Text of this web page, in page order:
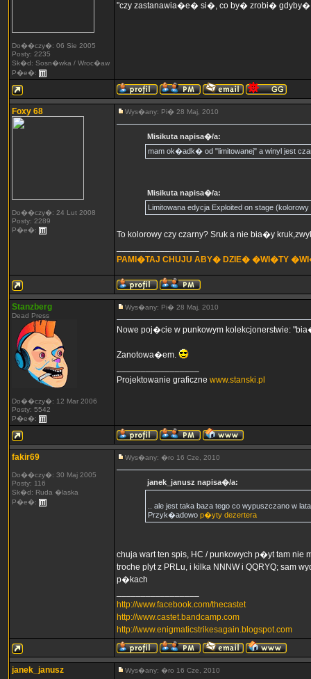
Do��czy�: 06 Sie 2005
Posty: 2235
Sk�d: Sosn�wka / Wroc�aw
P�e�:
"czy zastanawia�e� si�, co by� zrobi�
Foxy 68
Do��czy�: 24 Lut 2008
Posty: 2289
P�e�:
Wys�any: Pi� 28 Maj, 2010
Misikuta napisa�/a:
mam ok�adk� od "limitowanej" a winyl jest
Misikuta napisa�/a:
Limitowana edycja Exploited on stage (kolorowy
To kolorowy czy czarny? Sruk a nie bia�y
PAMI�TAJ CHUJU ABY� DZIE� �WI�TY
Stanzberg
Dead Press
Do��czy�: 12 Mar 2006
Posty: 5542
P�e�:
Wys�any: Pi� 28 Maj, 2010
Nowe poj�cie w punkowym kolekcjonerstwie:
Zanotowa�em.
Projektowanie graficzne www.stanski.pl
fakir69
Do��czy�: 30 Maj 2005
Posty: 116
Sk�d: Ruda �laska
P�e�:
Wys�any: �ro 16 Cze, 2010
janek_janusz napisa�/a:
.. ale jest taka baza tego co wypuszczano w
Przyk�adowo p�yty dezertera
chuja wart ten spis, HC / punkowych p�yt tam nie
troche plyt z PRLu, i kilka NNNW i QQRYQ; sam
p�kach
http://www.facebook.com/thecastet
http://www.castet.bandcamp.com
http://www.enigmaticstrikesagain.blogspot.com
janek_janusz Wys�any: �ro 16 Cze, 2010